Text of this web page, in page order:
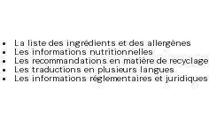
La liste des ingrédients et des allergènes
Les informations nutritionnelles
Les recommandations en matière de recyclage
Les traductions en plusieurs langues
Les informations réglementaires et juridiques